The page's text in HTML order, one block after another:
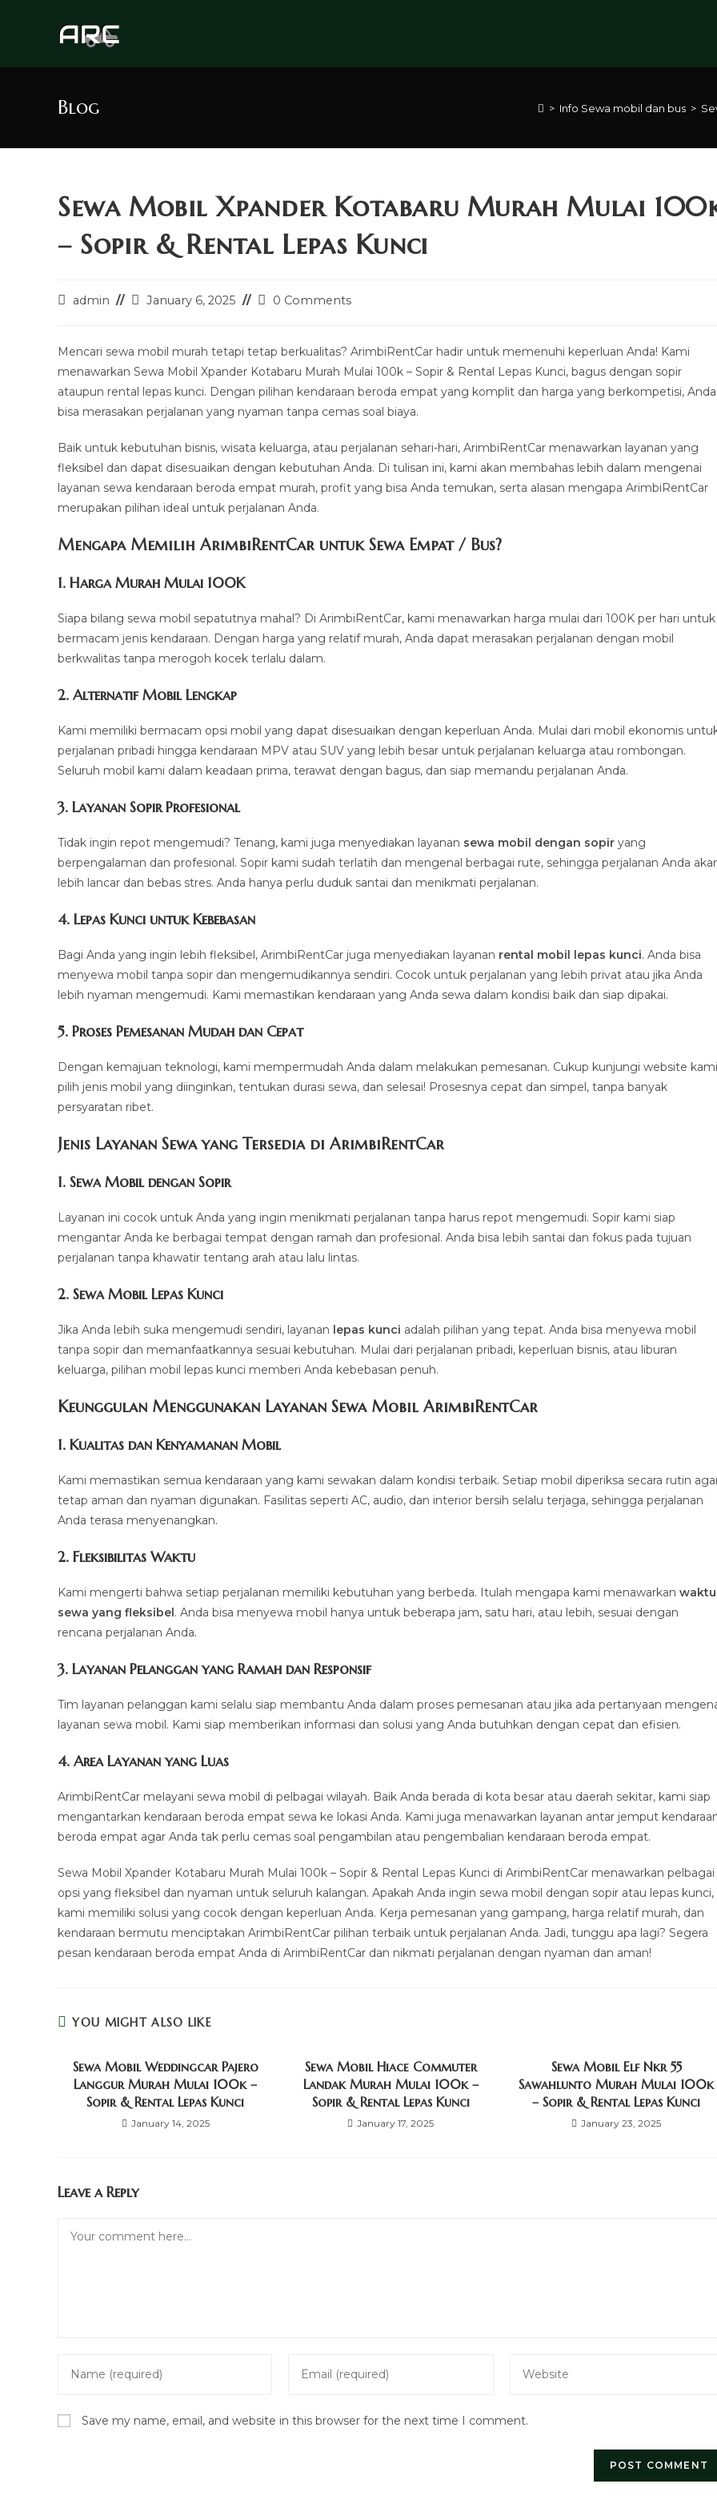
Blog > Info Sewa mobil dan bus >
Sewa Mobil Xpander Kotabaru Murah Mulai
– Sopir & Rental Lepas Kunci
Postadmin
PostJanuary 6, 2025
Post0 Comments
Mencari sewa mobil murah tetapi tetap berkualitas? ArimbiRentCar hadir untuk memenuhi keperluan Anda! Kami
menawarkan Sewa Mobil Xpander Kotabaru Murah Mulai 100k – Sopir & Rental Lepas Kunci, bagus dengan sopir
ataupun rental lepas kunci. Dengan pilihan kendaraan beroda empat yang komplit dan harga yang berkompetisi, Anda
bisa merasakan perjalanan yang nyaman tanpa cemas soal biaya.
Baik untuk kebutuhan bisnis, wisata keluarga, atau perjalanan sehari-hari, ArimbiRentCar menawarkan layanan yang
fleksibel dan dapat disesuaikan dengan kebutuhan Anda. Di tulisan ini, kami akan membahas lebih dalam mengenai
layanan sewa kendaraan beroda empat murah, profit yang bisa Anda temukan, serta alasan mengapa ArimbiRentCar
merupakan pilihan ideal untuk perjalanan Anda.
Mengapa Memilih ArimbiRentCar untuk Sewa Empat / Bus?
1. Harga Murah Mulai 100K
Siapa bilang sewa mobil sepatutnya mahal? Di ArimbiRentCar, kami menawarkan harga mulai dari 100K per hari untuk
bermacam jenis kendaraan. Dengan harga yang relatif murah, Anda dapat merasakan perjalanan dengan mobil
berkwalitas tanpa merogoh kocek terlalu dalam.
2. Alternatif Mobil Lengkap
Kami memiliki bermacam opsi mobil yang dapat disesuaikan dengan keperluan Anda. Mulai dari mobil ekonomis
perjalanan pribadi hingga kendaraan MPV atau SUV yang lebih besar untuk perjalanan keluarga atau rombongan.
Seluruh mobil kami dalam keadaan prima, terawat dengan bagus, dan siap memandu perjalanan Anda.
3. Layanan Sopir Profesional
Tidak ingin repot mengemudi? Tenang, kami juga menyediakan layanan sewa mobil dengan sopir yang
berpengalaman dan profesional. Sopir kami sudah terlatih dan mengenal berbagai rute, sehingga perjalanan Anda
lebih lancar dan bebas stres. Anda hanya perlu duduk santai dan menikmati perjalanan.
4. Lepas Kunci untuk Kebebasan
Bagi Anda yang ingin lebih fleksibel, ArimbiRentCar juga menyediakan layanan rental mobil lepas kunci. Anda bisa
menyewa mobil tanpa sopir dan mengemudikannya sendiri. Cocok untuk perjalanan yang lebih privat atau jika Anda
lebih nyaman mengemudi. Kami memastikan kendaraan yang Anda sewa dalam kondisi baik dan siap dipakai.
5. Proses Pemesanan Mudah dan Cepat
Dengan kemajuan teknologi, kami mempermudah Anda dalam melakukan pemesanan. Cukup kunjungi website
pilih jenis mobil yang diinginkan, tentukan durasi sewa, dan selesai! Prosesnya cepat dan simpel, tanpa banyak
persyaratan ribet.
Jenis Layanan Sewa yang Tersedia di ArimbiRentCar
1. Sewa Mobil dengan Sopir
Layanan ini cocok untuk Anda yang ingin menikmati perjalanan tanpa harus repot mengemudi. Sopir kami siap
mengantar Anda ke berbagai tempat dengan ramah dan profesional. Anda bisa lebih santai dan fokus pada tujuan
perjalanan tanpa khawatir tentang arah atau lalu lintas.
2. Sewa Mobil Lepas Kunci
Jika Anda lebih suka mengemudi sendiri, layanan lepas kunci adalah pilihan yang tepat. Anda bisa menyewa mobil
tanpa sopir dan memanfaatkannya sesuai kebutuhan. Mulai dari perjalanan pribadi, keperluan bisnis, atau liburan
keluarga, pilihan mobil lepas kunci memberi Anda kebebasan penuh.
Keunggulan Menggunakan Layanan Sewa Mobil ArimbiRentCar
1. Kualitas dan Kenyamanan Mobil
Kami memastikan semua kendaraan yang kami sewakan dalam kondisi terbaik. Setiap mobil diperiksa secara rutin
tetap aman dan nyaman digunakan. Fasilitas seperti AC, audio, dan interior bersih selalu terjaga, sehingga perjalanan
Anda terasa menyenangkan.
2. Fleksibilitas Waktu
Kami mengerti bahwa setiap perjalanan memiliki kebutuhan yang berbeda. Itulah mengapa kami menawarkan waktu
sewa yang fleksibel. Anda bisa menyewa mobil hanya untuk beberapa jam, satu hari, atau lebih, sesuai dengan
rencana perjalanan Anda.
3. Layanan Pelanggan yang Ramah dan Responsif
Tim layanan pelanggan kami selalu siap membantu Anda dalam proses pemesanan atau jika ada pertanyaan
layanan sewa mobil. Kami siap memberikan informasi dan solusi yang Anda butuhkan dengan cepat dan efisien.
4. Area Layanan yang Luas
ArimbiRentCar melayani sewa mobil di pelbagai wilayah. Baik Anda berada di kota besar atau daerah sekitar, kami siap
mengantarkan kendaraan beroda empat sewa ke lokasi Anda. Kami juga menawarkan layanan antar jemput
beroda empat agar Anda tak perlu cemas soal pengambilan atau pengembalian kendaraan beroda empat.
Sewa Mobil Xpander Kotabaru Murah Mulai 100k – Sopir & Rental Lepas Kunci di ArimbiRentCar menawarkan pelbagai
opsi yang fleksibel dan nyaman untuk seluruh kalangan. Apakah Anda ingin sewa mobil dengan sopir atau lepas kunci,
kami memiliki solusi yang cocok dengan keperluan Anda. Kerja pemesanan yang gampang, harga relatif murah, dan
kendaraan bermutu menciptakan ArimbiRentCar pilihan terbaik untuk perjalanan Anda. Jadi, tunggu apa lagi? Segera
pesan kendaraan beroda empat Anda di ArimbiRentCar dan nikmati perjalanan dengan nyaman dan aman!
YOU MIGHT ALSO LIKE
Sewa Mobil Weddingcar Pajero
Langgur Murah Mulai 100k –
Sopir & Rental Lepas Kunci
January 14, 2025
Sewa Mobil Hiace Commuter
Landak Murah Mulai 100k –
Sopir & Rental Lepas Kunci
January 17, 2025
Sewa Mobil Elf Nkr 55
Sawahlunto Murah Mulai 100k
– Sopir & Rental Lepas Kunci
January 23, 2025
Leave a Reply
your
or
your
address
your
URL
Save my name, email, and website in this browser for the next time I comment.